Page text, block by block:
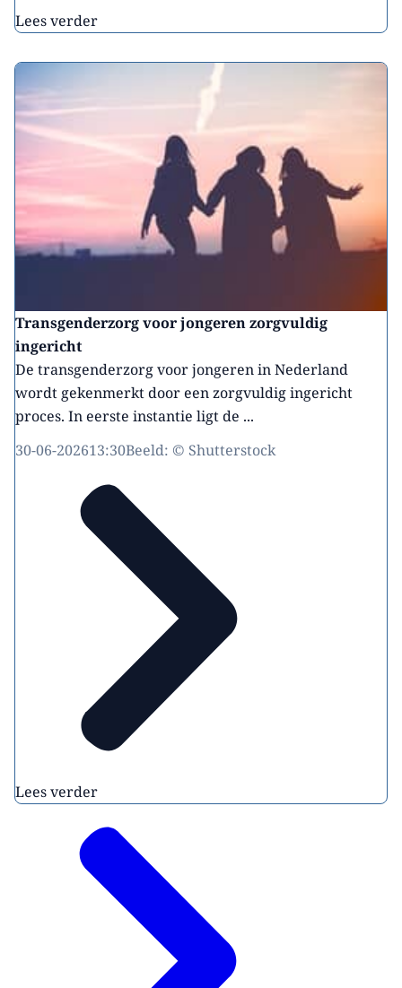
Lees verder
Transgenderzorg voor jongeren zorgvuldig
ingericht
De transgenderzorg voor jongeren in Nederland
wordt gekenmerkt door een zorgvuldig ingericht
proces. In eerste instantie ligt de ...
30-06-202613:30Beeld: © Shutterstock
Lees verder